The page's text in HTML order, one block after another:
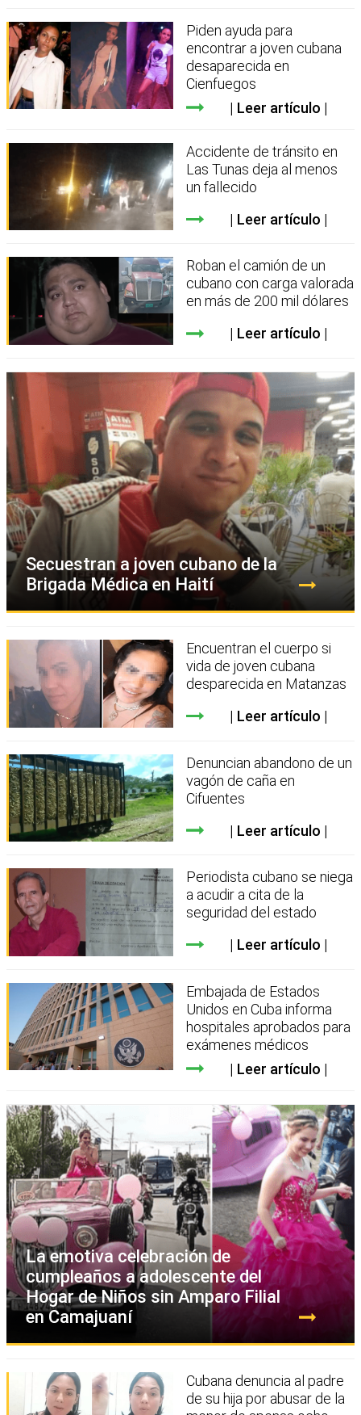
Piden ayuda para
encontrar a joven cubana
desaparecida en
Cienfuegos
Leer artículo
Accidente de tránsito en
Las Tunas deja al menos
un fallecido
Leer artículo
Roban el camión de un
cubano con carga valorada
en más de 200 mil dólares
Leer artículo
Secuestran a joven cubano de la
Brigada Médica en Haití
Encuentran el cuerpo si
vida de joven cubana
desparecida en Matanzas
Leer artículo
Denuncian abandono de un
vagón de caña en
Cifuentes
Leer artículo
Periodista cubano se niega
a acudir a cita de la
seguridad del estado
Leer artículo
Embajada de Estados
Unidos en Cuba informa
hospitales aprobados para
exámenes médicos
Leer artículo
La emotiva celebración de
cumpleaños a adolescente del
Hogar de Niños sin Amparo Filial
en Camajuaní
Cubana denuncia al padre
de su hija por abusar de la